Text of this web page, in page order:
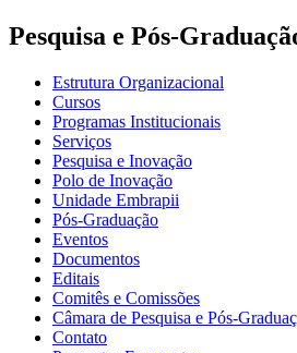
Pesquisa e Pós-
Estrutura Organizacional
Cursos
Programas Institucionais
Serviços
Pesquisa e Inovação
Polo de Inovação
Unidade Embrapii
Pós-Graduação
Eventos
Documentos
Editais
Comitês e Comissões
Câmara de Pesquisa e Pós-
Contato